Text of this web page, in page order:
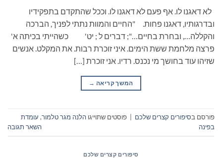
לא דאגנו לו. אף פעם לא דאגנו לו. וככל שהתקדם בתפקידיו
ובדרגותיו, דאגנו פחות. "החיים והמוות נתתי לפניך, הברכה
והקללה…, ובחרת בחיים…"; דברים ל ; יט' כשהייתי בכיתה א'
פרצה מלחמת ששת הימים. איני זוכרת רבות. את המקלט. אנשים
שזיהו עוד בחושך מי נכנס. רדיו. אני זוכרת […]
המשך קריאה →
פורסם בסיפורים קצרים שלכם פוסטים שתוייגו הלנה מגר טלמור, עומדת
בפינה
השאר תגובה
סיפורים קצרים שלכם